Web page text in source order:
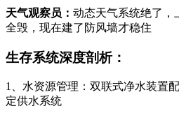
天气观察员： 动态天气系统绝了，
全毁，现在建了防风墙才稳住
生存系统深度剖析：
1、水资源管理：双联式净水装置
定供水系统